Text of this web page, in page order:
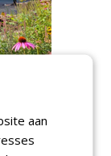
aan